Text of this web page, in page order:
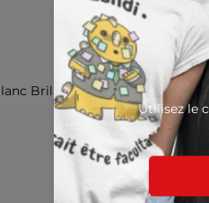
Utilisez le